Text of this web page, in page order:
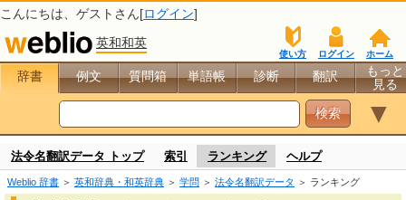
こんにちは、 ゲスト さん[ログイン]
英和和英
ホーム
ログイン
使い方
辞書 例文 質問箱 単語帳 診断 翻訳
もっと
見る
▼
法令名翻訳データ トップ 索引 ランキング ヘルプ
Weblio 辞書 ＞ 英和辞典・和英辞典 ＞ 学問 ＞ 法令名翻訳データ ＞ ランキング